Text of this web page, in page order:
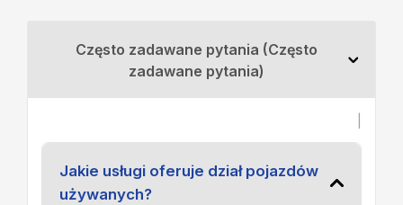
Często zadawane pytania (Często
zadawane pytania)
Jakie usługi oferuje dział pojazdów
używanych?